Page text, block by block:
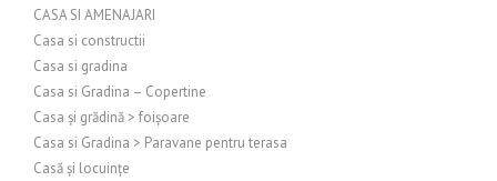
CASA SI AMENAJARI
Casa si constructii
Casa si gradina
Casa si Gradina – Copertine
Casa și grădină > foișoare
Casa si Gradina > Paravane pentru terasa
Casă și locuințe